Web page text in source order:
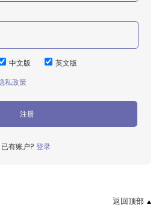
中文版
英文版
私政策
注册
已有账户? 登录
返回顶部